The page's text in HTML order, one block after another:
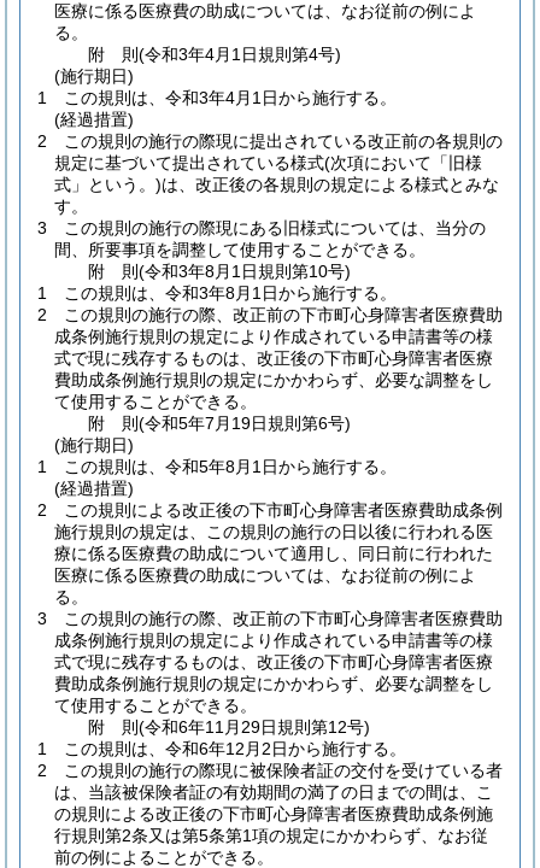
医療に係る医療費の助成については、なお従前の例によ
る。
附 則(令和3年4月1日規則第4号)
(施行期日)
1
この規則は、令和3年4月1日から施行する。
(経過措置)
2
この規則の施行の際現に提出されている改正前の各規則の
規定に基づいて提出されている様式(次項において「旧様
式」という。)は、改正後の各規則の規定による様式とみな
す。
3
この規則の施行の際現にある旧様式については、当分の
間、所要事項を調整して使用することができる。
附 則(令和3年8月1日規則第10号)
1
この規則は、令和3年8月1日から施行する。
2
この規則の施行の際、改正前の下市町心身障害者医療費助
成条例施行規則の規定により作成されている申請書等の様
式で現に残存するものは、改正後の下市町心身障害者医療
費助成条例施行規則の規定にかかわらず、必要な調整をし
て使用することができる。
附 則(令和5年7月19日規則第6号)
(施行期日)
1
この規則は、令和5年8月1日から施行する。
(経過措置)
2
この規則による改正後の下市町心身障害者医療費助成条例
施行規則の規定は、この規則の施行の日以後に行われる医
療に係る医療費の助成について適用し、同日前に行われた
医療に係る医療費の助成については、なお従前の例によ
る。
3
この規則の施行の際、改正前の下市町心身障害者医療費助
成条例施行規則の規定により作成されている申請書等の様
式で現に残存するものは、改正後の下市町心身障害者医療
費助成条例施行規則の規定にかかわらず、必要な調整をし
て使用することができる。
附 則(令和6年11月29日規則第12号)
1
この規則は、令和6年12月2日から施行する。
2
この規則の施行の際現に被保険者証の交付を受けている者
は、当該被保険者証の有効期間の満了の日までの間は、こ
の規則による改正後の下市町心身障害者医療費助成条例施
行規則第2条又は第5条第1項の規定にかかわらず、なお従
前の例によることができる。